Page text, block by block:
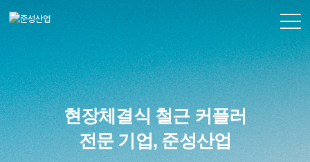
회사소개
제품소개
시공현장
현장체결식 철근 커플러
전문 기업, 준성산업